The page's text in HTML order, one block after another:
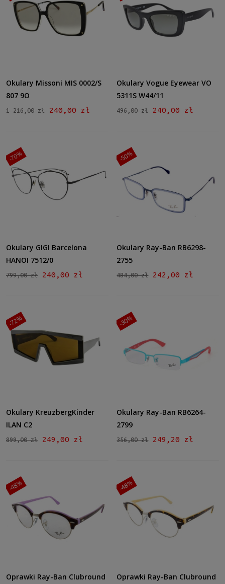
Okulary Missoni MIS 0002/S
807 9O
1 216,00 zł 240,00 zł
Okulary Vogue Eyewear VO
5311S W44/11
496,00 zł 240,00 zł
Okulary GIGI Barcelona
HANOI 7512/0
799,00 zł 240,00 zł
-70%
Okulary Ray-Ban RB6298-
2755
484,00 zł 242,00 zł
-50%
Okulary KreuzbergKinder
ILAN C2
899,00 zł 249,00 zł
-72%
Okulary Ray-Ban RB6264-
2799
356,00 zł 249,20 zł
-30%
Oprawki Ray-Ban Clubround
-48%
Oprawki Ray-Ban Clubround
-48%